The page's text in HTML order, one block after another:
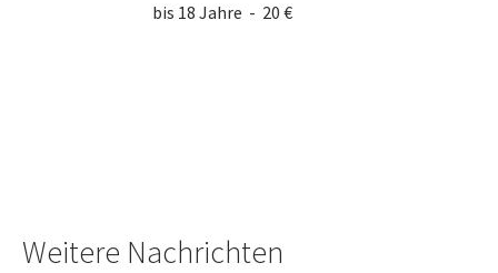
bis 18 Jahre - 20 €
Weitere Nachrichten